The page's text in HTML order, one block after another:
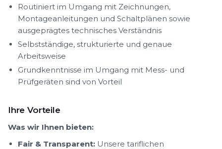
Routiniert im Umgang mit Zeichnungen,
Montageanleitungen und Schaltplänen sowie
ausgeprägtes technisches Verständnis
Selbstständige, strukturierte und genaue
Arbeitsweise
Grundkenntnisse im Umgang mit Mess- und
Prüfgeräten sind von Vorteil
Ihre Vorteile
Was wir Ihnen bieten:
Fair & Transparent: Unsere tariflichen